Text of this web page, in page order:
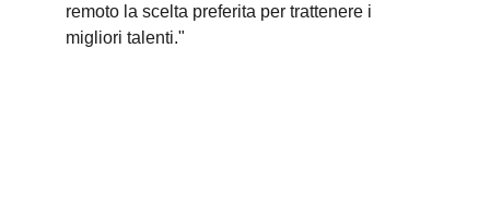
remoto la scelta preferita per trattenere i
migliori talenti."